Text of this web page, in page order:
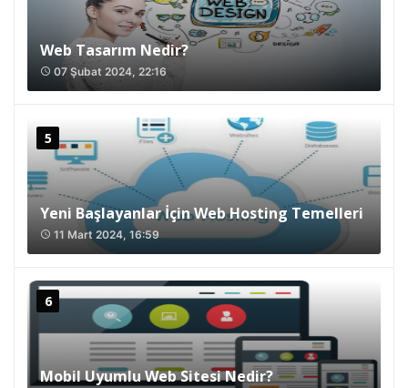
Web Tasarım Nedir?
access_time 07 Şubat 2024, 22:16
Yeni Başlayanlar İçin Web Hosting Temelleri
access_time 11 Mart 2024, 16:59
Mobil Uyumlu Web Sitesi Nedir?